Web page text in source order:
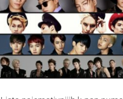
Lista najemotivnijih k-pop
Zvezde